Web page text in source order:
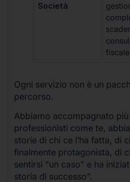
Società
Ogni servizio non è un
percorso.
Abbiamo accompagnato
professionisti come te,
storie di chi ce l’ha fatta, di
finalmente protagonista, di
sentirsi “un caso” e ha
storia di successo”.